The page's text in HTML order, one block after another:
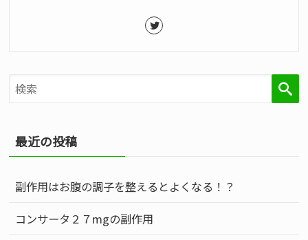
最近の投稿
副作用はお腹の調子を整えるとよくなる！？
コンサータ２７mgの副作用